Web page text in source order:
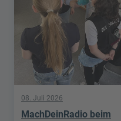
08. Juli 2026
MachDeinRadio beim